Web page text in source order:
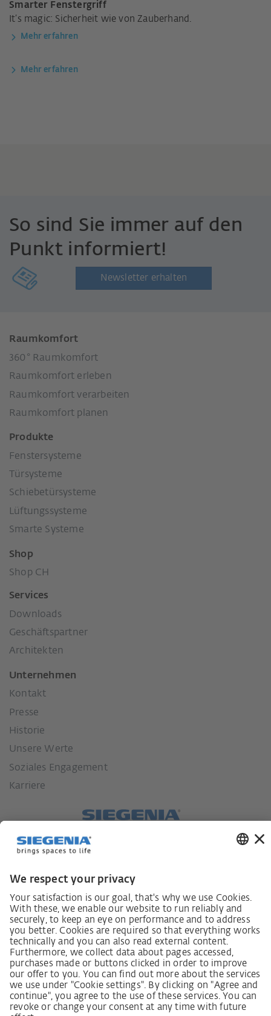
Smarter Fenstergriff
It’s magic: Sicherheit wie von Zauberhand.
Mehr erfahren
Mehr erfahren
So sind Sie immer auf den
Punkt informiert!
Newsletter erhalten
Raumkomfort
360° Raumkomfort
Raumkomfort erleben
Raumkomfort verarbeiten
Raumkomfort planen
Produkte
Fenstersysteme
Türsysteme
Schiebetürsysteme
Lüftungssysteme
Smarte Systeme
Shop
Shop CH
Services
Downloads
Geschäftspartner
Architekten
Unternehmen
Kontakt
Presse
Historie
Unsere Werte
Soziales Engagement
Karriere
Lieferantenkodex
LkSG-Merkblatt für Lieferanten
Grundsatzerklärung Menschenrechtsstrategie
Beschwerdeverfahren